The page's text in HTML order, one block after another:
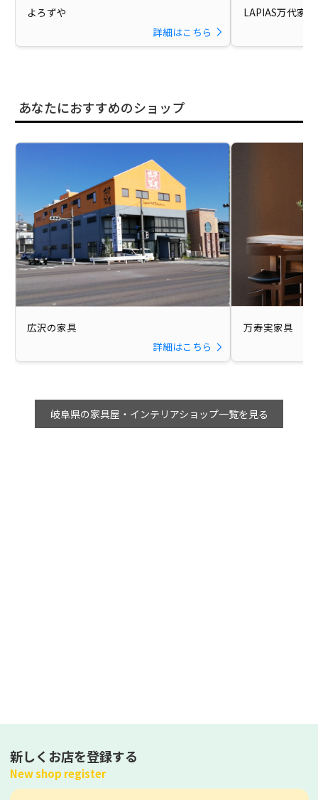
よろずや
詳細はこちら
LAPIAS万代家
あなたにおすすめのショップ
広沢の家具
詳細はこちら
万寿実家具
岐阜県の家具屋・インテリアショップ一覧を見る
新しくお店を登録する
New shop register